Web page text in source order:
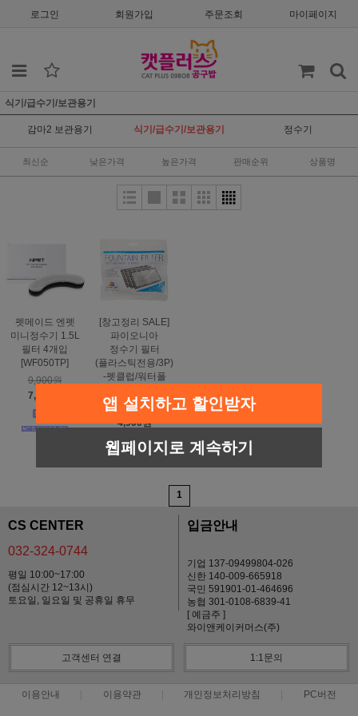
로그인 회원가입 주문조회 마이페이지
식기/급수기/보관용기
감마2 보관용기 식기/급수기/보관용기 정수기
최신순 낮은가격 높은가격 판매순위 상품명
펫메이드 엔펫
미니정수기 1.5L
필터 4개입
[WF050TP]
9,900원
7,200원
[창고정리 SALE]
파이오니아
정수기 필터
(플라스틱전용/3P)
-펫클럽/워터폴
10,000원
4,900원
1
CS CENTER
032-324-0744
평일 10:00~17:00
(점심시간 12~13시)
토요일, 일요일 및 공휴일 휴무
입금안내
기업 137-09499804-026
신한 140-009-665918
국민 591901-01-464696
농협 301-0108-6839-41
[ 예금주 ]
와이앤케이커머스(주)
고객센터 연결 1:1문의
이용안내 이용약관 개인정보처리방침 PC버전
앱 설치하고 할인받자
웹페이지로 계속하기